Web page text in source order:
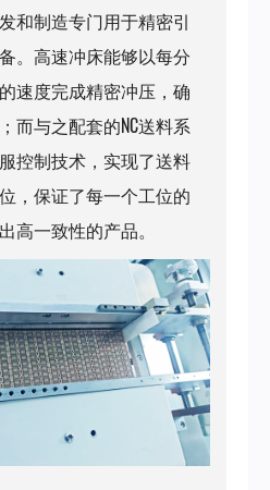
和制造专门用于精密引
。高速冲床能够以每分
速度完成精密冲压，确
而与之配套的NC送料系
控制技术，实现了送料
，保证了每一个工位的
高一致性的产品。